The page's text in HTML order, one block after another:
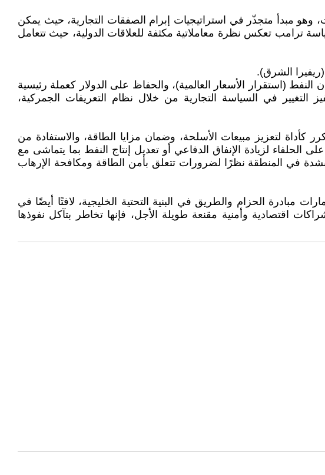
وهو مبدأ متجذّر في استراتيجيات إبرام الصفقات التجارية، حيث يمكن
ترامب تعكس نظرة معاملاتية مكثفة للعلاقات الدولية، حيث تتعامل
الشرق).
(استقرار الأسعار العالمية)، والحفاظ على الدولار كعملة رئيسية
التغيير في السياسة التجارية من خلال نظام التعريفات الجمركية،
لتعزيز مبيعات الأسلحة، وضمان مزايا الطاقة، والاستفادة من
لزيادة الإنفاق الدفاعي أو تعديل إنتاج النفط بما يتماشى مع
بشدة في المنطقة نظرًا لضرورات تتعلق بأمن الطاقة ومكافحة الإرهاب
مبادرة الحزام والطريق في البنية التحتية الخليجية، لافتًا أيضًا في
اقتصادية وأمنية مقنعة طويلة الأجل، فإنها تخاطر بتآكل نفوذها